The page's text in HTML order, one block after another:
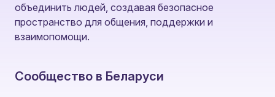
объединить людей, создавая безопасное
пространство для общения, поддержки и
взаимопомощи.
Cообщество в Беларуси